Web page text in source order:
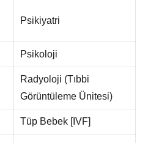
Psikiyatri
Psikoloji
Radyoloji (Tıbbi
Görüntüleme Ünitesi)
Tüp Bebek [IVF]